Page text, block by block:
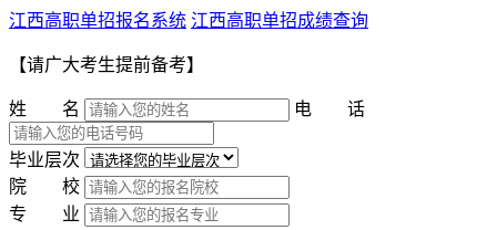
江西高职单招报名系统 江西高职单招成绩查询
【请广大考生提前备考】
姓 名 电 话
毕业层次
院 校
专 业